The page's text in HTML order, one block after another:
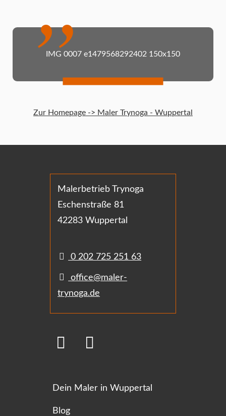
IMG 0007 e1479568292402 150x150
Zur Homepage -> Maler Trynoga - Wuppertal
Malerbetrieb Trynoga
Eschenstraße 81
42283 Wuppertal
0 202 725 251 63
office@maler-
trynoga.de
Dein Maler in Wuppertal
Blog